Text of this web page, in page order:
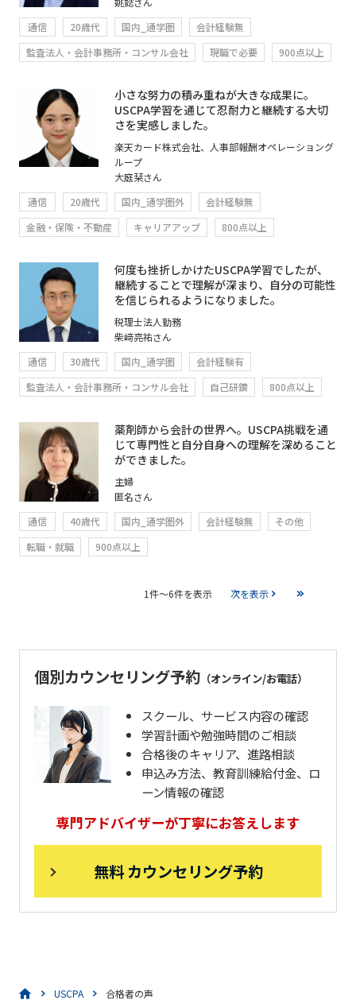
通信
20歳代 国内_通学圏
会計経験無
監査法人・会計事務所・コンサル会社
現職で必要 900点以上
小さな努力の積み重ねが大きな成果に。
USCPA学習を通じて忍耐力と継続する大切
さを実感しました。
楽天カード株式会社、人事部報酬オペレーショング
ループ
大庭栞さん
通信
20歳代 国内_通学圏外
会計経験無
金融・保険・不動産
キャリアアップ 800点以上
何度も挫折しかけたUSCPA学習でしたが、
継続することで理解が深まり、自分の可能性
を信じられるようになりました。
税理士法人勤務
柴﨑亮祐さん
通信
30歳代 国内_通学圏
会計経験有
監査法人・会計事務所・コンサル会社
自己研鑽 800点以上
薬剤師から会計の世界へ。USCPA挑戦を通
じて専門性と自分自身への理解を深めること
ができました。
主婦
匿名さん
通信
40歳代 国内_通学圏外 会計経験無
その他
転職・就職
900点以上
1件～6件を表示 次を表示
個別カウンセリング予約（オンライン/お電話）
スクール、サービス内容の確認
学習計画や勉強時間のご相談
合格後のキャリア、進路相談
申込み方法、教育訓練給付金、ロ
ーン情報の確認
専門アドバイザーが丁寧にお答えします
無料 カウンセリング予約
USCPA 合格者の声